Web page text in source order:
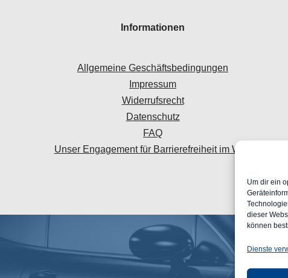
Um dir ein
dieser
können
Dienste
Informationen
Allgemeine Geschäftsbedingungen
Impressum
Widerrufsrecht
Datenschutz
FAQ
Unser Engagement für Barrierefreiheit im Web